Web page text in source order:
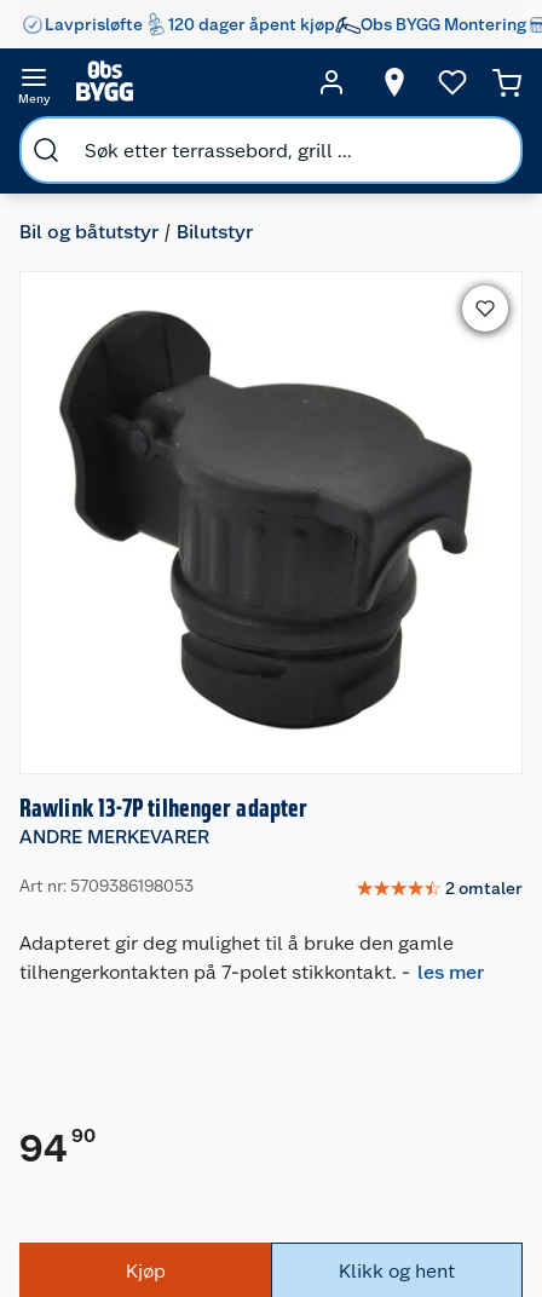
Lavprisløfte 120 dager åpent kjøp Obs BYGG Montering
Meny
Bil og båtutstyr Bilutstyr
Rawlink 13-7P tilhenger adapter
ANDRE MERKEVARER
Art nr: 5709386198053 ☆☆☆☆☆ 2omtaler
Adapteret gir deg mulighet til å bruke den gamle
tilhengerkontakten på 7-polet stikkontakt. - les mer
94 90
Kjøp Klikk og hent